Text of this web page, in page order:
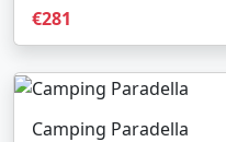
€281
Camping Paradella